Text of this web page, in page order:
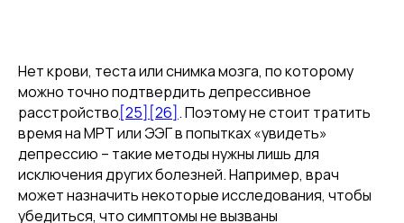
Нет крови, теста или снимка мозга, по которому
можно точно подтвердить депрессивное
расстройство[25] [26] . Поэтому не стоит тратить
время на МРТ или ЭЭГ в попытках «увидеть»
депрессию – такие методы нужны лишь для
исключения других болезней. Например, врач
может назначить некоторые исследования, чтобы
убедиться, что симптомы не вызваны